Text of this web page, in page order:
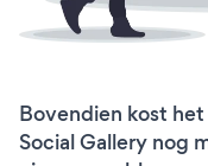
Bovendien kost
Social Gallery nog